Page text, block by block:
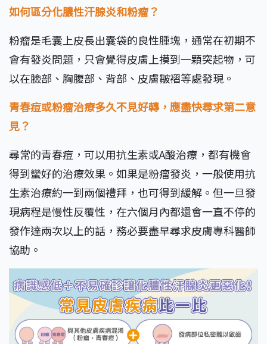
如何區分化膿性汗腺炎和粉瘤？
粉瘤是毛囊上皮長出囊袋的良性腫塊，通常在初期不
會有發炎問題，只會覺得皮膚上摸到一顆突起物，可
以在臉部、胸腹部、背部、皮膚皺褶等處發現。
青春痘或粉瘤治療多久不見好轉，應盡快尋求第二意
見？
尋常的青春痘，可以用抗生素或A酸治療，都有機會
得到蠻好的治療效果。如果是粉瘤發炎，一般使用抗
生素治療約一到兩個禮拜，也可得到緩解。但一旦發
現病程是慢性反覆性，在六個月內都還會一直不停的
發作達兩次以上的話，務必要盡早尋求皮膚專科醫師
協助。